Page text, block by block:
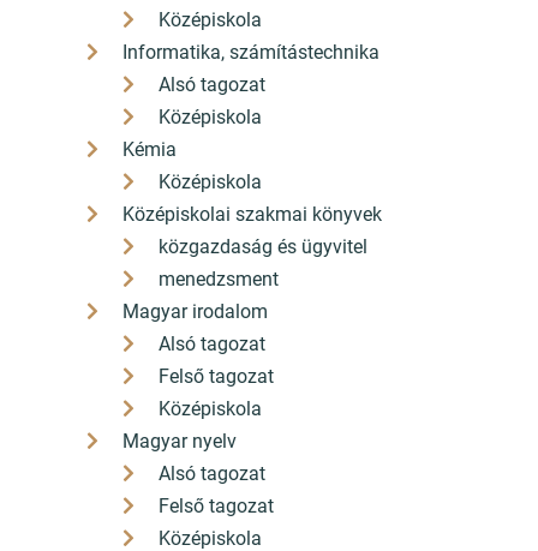
Középiskola
Informatika, számítástechnika
Alsó tagozat
Középiskola
Kémia
Középiskola
Középiskolai szakmai könyvek
közgazdaság és ügyvitel
menedzsment
Magyar irodalom
Alsó tagozat
Felső tagozat
Középiskola
Magyar nyelv
Alsó tagozat
Felső tagozat
Középiskola